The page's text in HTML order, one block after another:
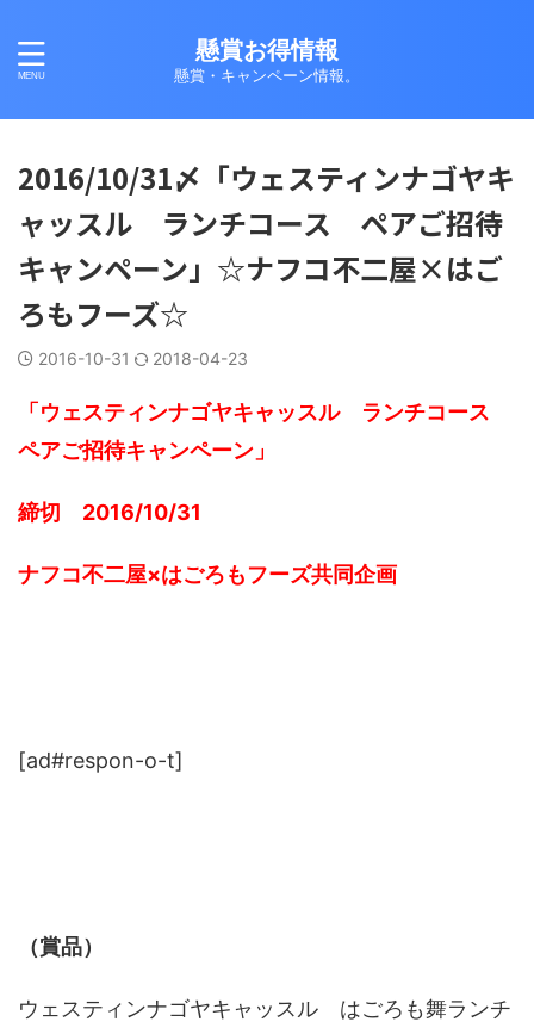
懸賞お得情報
懸賞・キャンペーン情報。
2016/10/31〆「ウェスティンナゴヤキ
ャッスル ランチコース ペアご招待
キャンペーン」☆ナフコ不二屋×はご
ろもフーズ☆
2016-10-31 2018-04-23
「ウェスティンナゴヤキャッスル ランチコース
ペアご招待キャンペーン」
締切 2016/10/31
ナフコ不二屋×はごろもフーズ共同企画
[ad#respon-o-t]
（賞品）
ウェスティンナゴヤキャッスル はごろも舞ランチ